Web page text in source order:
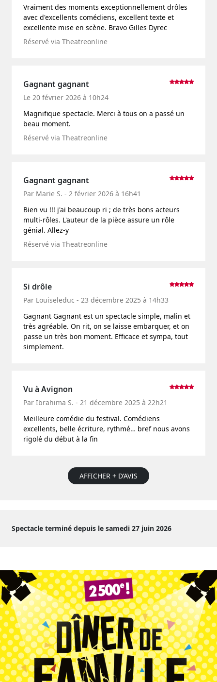
Vraiment des moments exceptionnellement drôles
avec d'excellents comédiens, excellent texte et
excellente mise en scène. Bravo Gilles Dyrec
Réservé via Theatreonline
Gagnant gagnant
Le 20 février 2026 à 10h24
Magnifique spectacle. Merci à tous on a passé un
beau moment.
Réservé via Theatreonline
Gagnant gagnant
Par Marie S. - 2 février 2026 à 16h41
Bien vu !!! j'ai beaucoup ri ; de très bons acteurs
multi-rôles. L'auteur de la pièce assure un rôle
génial. Allez-y
Réservé via Theatreonline
Si drôle
Par Louiseleduc - 23 décembre 2025 à 14h33
Gagnant Gagnant est un spectacle simple, malin et
très agréable. On rit, on se laisse embarquer, et on
passe un très bon moment. Efficace et sympa, tout
simplement.
Vu à Avignon
Par Ibrahima S. - 21 décembre 2025 à 22h21
Meilleure comédie du festival. Comédiens
excellents, belle écriture, rythmé… bref nous avons
rigolé du début à la fin
AFFICHER + D’AVIS
Spectacle terminé depuis le samedi 27 juin 2026